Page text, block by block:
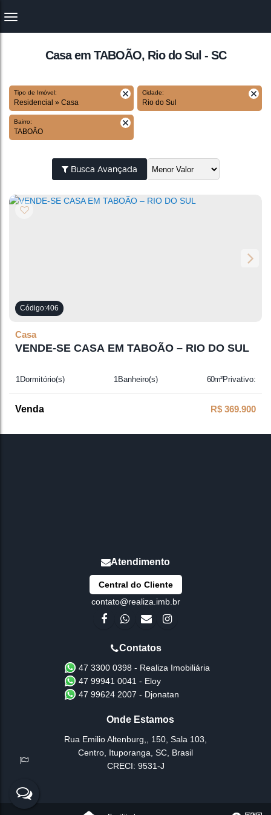
Casa em TABOÃO, Rio do Sul - SC
Tipo de Imóvel:
Residencial » Casa
Cidade:
Rio do Sul
Bairro:
TABOÃO
Busca Avançada
406
VENDE-SE CASA EM TABOÃO – RIO DO SUL
Casa
R$ 369.900
1 Dormitório(s) 1 Banheiro(s) Privativo:
60m²
Central do Cliente
contato@realiza.imb.br
47 3300 0398 - Realiza Imobiliária
47 99941 0041 - Eloy
47 99624 2007 - Djonatan
Rua Emilio Altenburg, 150 Sala 103
Centro Ituporanga SC Brasil
CRECI: 9531-J